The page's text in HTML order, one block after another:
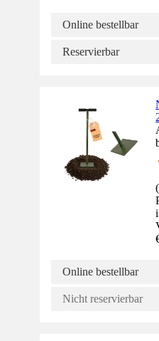
Online bestellbar
Reservierbar
(
Online bestellbar
Nicht reservierbar